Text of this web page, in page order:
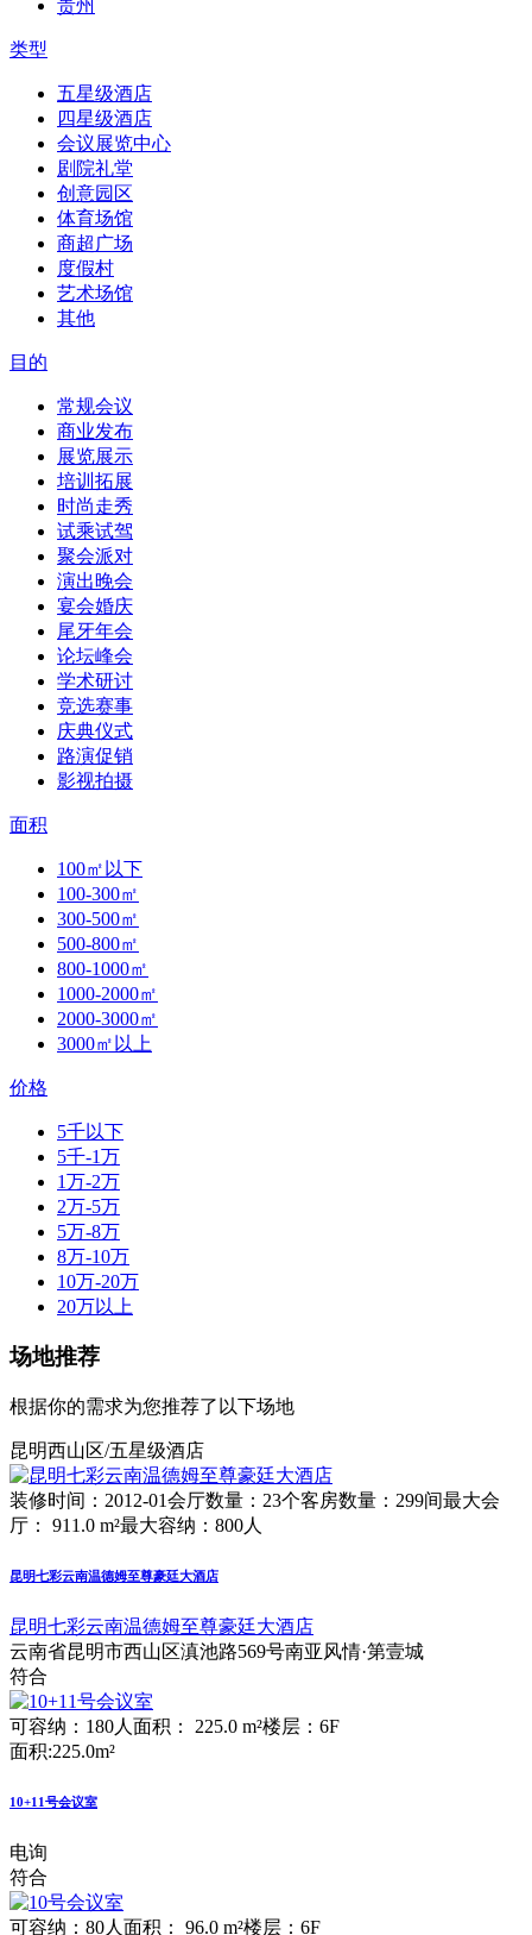
贵州
类型
五星级酒店
四星级酒店
会议展览中心
剧院礼堂
创意园区
体育场馆
商超广场
度假村
艺术场馆
其他
目的
常规会议
商业发布
展览展示
培训拓展
时尚走秀
试乘试驾
聚会派对
演出晚会
宴会婚庆
尾牙年会
论坛峰会
学术研讨
竞选赛事
庆典仪式
路演促销
影视拍摄
面积
100㎡以下
100-300㎡
300-500㎡
500-800㎡
800-1000㎡
1000-2000㎡
2000-3000㎡
3000㎡以上
价格
5千以下
5千-1万
1万-2万
2万-5万
5万-8万
8万-10万
10万-20万
20万以上
场地推荐
根据你的需求为您推荐了以下场地
昆明西山区/五星级酒店
装修时间：2012-01会厅数量：23个客房数量：299间最大会
厅： 911.0 m²最大容纳：800人
昆明七彩云南温德姆至尊豪廷大酒店
昆明七彩云南温德姆至尊豪廷大酒店
云南省昆明市西山区滇池路569号南亚风情·第壹城
符合
可容纳：180人 面积： 225.0 m²楼层：6F
面积:225.0m²
10+11号会议室
电询
符合
可容纳：80人 面积： 96.0 m²楼层：6F